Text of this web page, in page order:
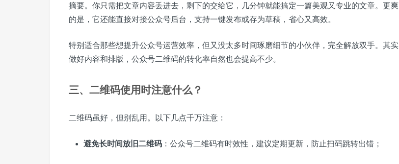
摘要。你只需把文章内容丢进去，剩下的交给它，几分钟就能搞定一篇美观又专业的文章。更爽
的是，它还能直接对接公众号后台，支持一键发布或存为草稿，省心又高效。
特别适合那些想提升公众号运营效率，但又没太多时间琢磨细节的小伙伴，完全解放双手。其实
做好内容和排版，公众号二维码的转化率自然也会提高不少。
三、二维码使用时注意什么？
二维码虽好，但别乱用。以下几点千万注意：
避免长时间放旧二维码 ：公众号二维码有时效性，建议定期更新，防止扫码跳转出错；